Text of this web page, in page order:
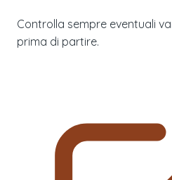
Controlla sempre eventuali
prima di partire.